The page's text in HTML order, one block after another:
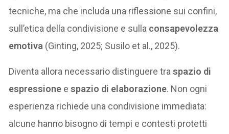
tecniche, ma che includa una riflessione sui confini,
sull’etica della condivisione e sulla consapevolezza
emotiva (Ginting, 2025; Susilo et al., 2025).
Diventa allora necessario distinguere traspazio di
espressione espazio di elaborazione. Non ogni
esperienza richiede una condivisione immediata:
alcune hanno bisogno di tempi e contesti protetti